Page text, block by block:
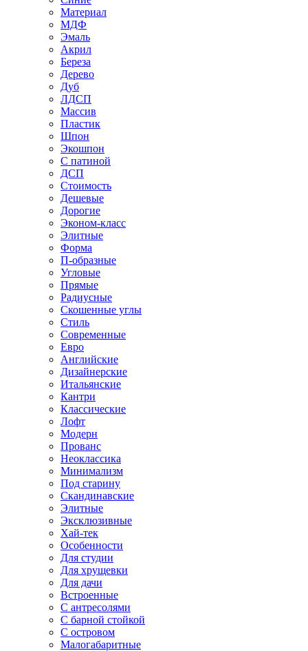
Материал
МДФ
Эмаль
Акрил
Береза
Дерево
Дуб
ЛДСП
Массив
Пластик
Шпон
Экошпон
С патиной
ДСП
Стоимость
Дешевые
Дорогие
Эконом-класс
Элитные
Форма
П-образные
Угловые
Прямые
Радиусные
Скошенные углы
Стиль
Современные
Евро
Английские
Дизайнерские
Итальянские
Кантри
Классические
Лофт
Модерн
Прованс
Неоклассика
Минимализм
Под старину
Скандинавские
Элитные
Эксклюзивные
Хай-тек
Особенности
Для студии
Для хрущевки
Для дачи
Встроенные
С антресолями
С барной стойкой
С островом
Малогабаритные